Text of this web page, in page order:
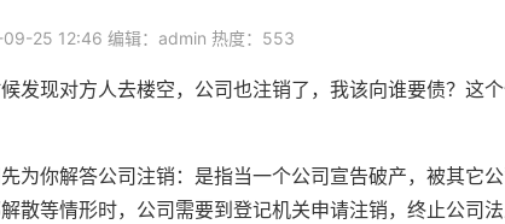
25 12:46 编辑：admin 热度：553
发现对方人去楼空，公司也注销了，我该向谁要债？这
你解答公司注销：是指当一个公司宣告破产，被其它
散等情形时，公司需要到登记机关申请注销，终止公司